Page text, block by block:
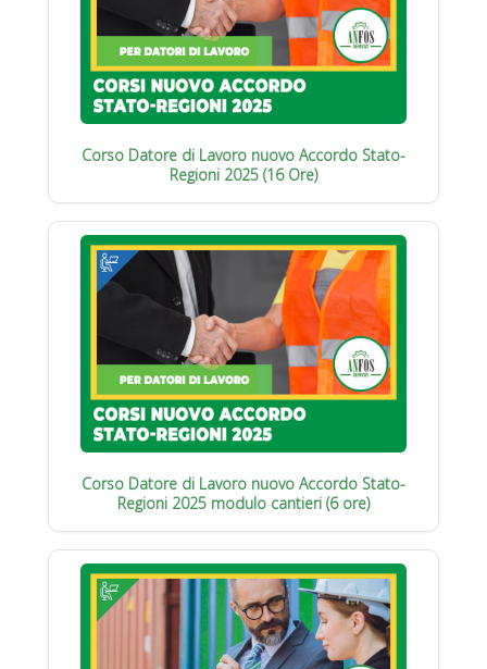
Corso Datore di Lavoro nuovo Accordo Stato-
Regioni 2025 (16 Ore)
Corso Datore di Lavoro nuovo Accordo Stato-
Regioni 2025 modulo cantieri (6 ore)